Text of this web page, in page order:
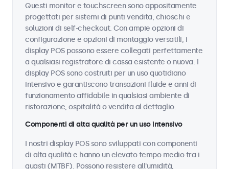
Questi monitor e touchscreen sono appositamente
progettati per sistemi di punti vendita, chioschi e
soluzioni di self-checkout. Con ampie opzioni di
configurazione e opzioni di montaggio versatili, i
display POS possono essere collegati perfettamente
a qualsiasi registratore di cassa esistente o nuova. I
display POS sono costruiti per un uso quotidiano
intensivo e garantiscono transazioni fluide e anni di
funzionamento affidabile in qualsiasi ambiente di
ristorazione, ospitalità o vendita al dettaglio.
Componenti di alta qualità per un uso intensivo
I nostri display POS sono sviluppati con componenti
di alta qualità e hanno un elevato tempo medio tra i
guasti (MTBF). Possono resistere all'umidità,